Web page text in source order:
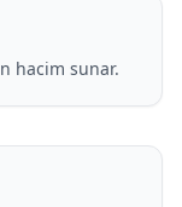
hacim sunar.